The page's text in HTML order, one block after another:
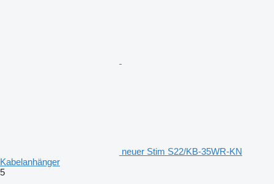
neuer Stim S22/KB-35WR-KN
Kabelanhänger
5